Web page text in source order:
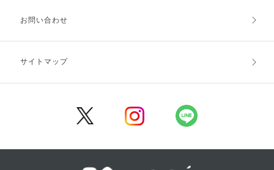
お支払方法
キャンセル・返品・交換
お問い合わせ
サイトマップ